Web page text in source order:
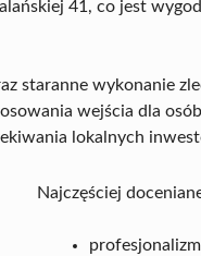
41, co jest
staranne wykonanie
wejścia dla
lokalnych
Najczęściej
profesjonalizm